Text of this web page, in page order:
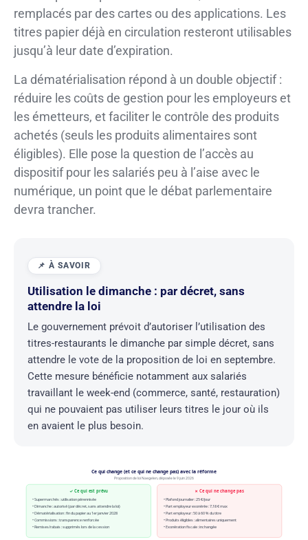
remplacés par des cartes ou des applications. Les
titres papier déjà en circulation resteront utilisables
jusqu’à leur date d’expiration.
La dématérialisation répond à un double objectif :
réduire les coûts de gestion pour les employeurs et
les émetteurs, et faciliter le contrôle des produits
achetés (seuls les produits alimentaires sont
éligibles). Elle pose la question de l’accès au
dispositif pour les salariés peu à l’aise avec le
numérique, un point que le débat parlementaire
devra trancher.
Utilisation le dimanche : par décret, sans
attendre la loi
Le gouvernement prévoit d’autoriser l’utilisation des
titres-restaurants le dimanche par simple décret, sans
attendre le vote de la proposition de loi en septembre.
Cette mesure bénéficie notamment aux salariés
travaillant le week-end (commerce, santé, restauration)
qui ne pouvaient pas utiliser leurs titres le jour où ils
en avaient le plus besoin.
Ce qui change (et ce qui ne change pas) avec la réforme
Proposition de loi Naegelen, déposée le 9 juin 2026
✓ Ce qui est prévu
• Supermarchés : utilisation pérennisée
• Dimanche : autorisé (par décret, sans attendre la loi)
• Dématérialisation : fin du papier au 1er janvier 2028
• Commissions : transparence renforcée
• Remises/rabais : supprimés lors de la cession
✗ Ce qui ne change pas
• Plafond journalier : 25 €/jour
• Part employeur exonérée : 7,18 € max
• Part employeur : 50 à 60 % du titre
• Produits éligibles : alimentaires uniquement
• Exonération fiscale : inchangée